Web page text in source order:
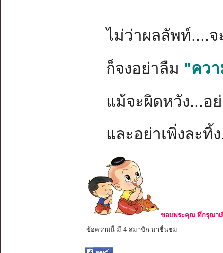
ไม่ว่าผลลัพท์....จ
ก็จงอย่าลืม "คว
แม้จะผิดหวัง...
และอย่าเพิ่งละทิ้
ขอบพระคุณ ที่กรุณาเ
ข้อความนี้ มี 4 สมาชิก มาชื่นชม